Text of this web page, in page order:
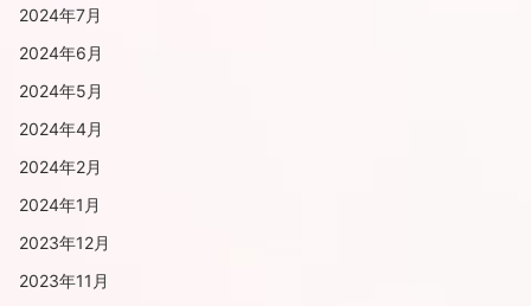
2024年7月
2024年6月
2024年5月
2024年4月
2024年2月
2024年1月
2023年12月
2023年11月